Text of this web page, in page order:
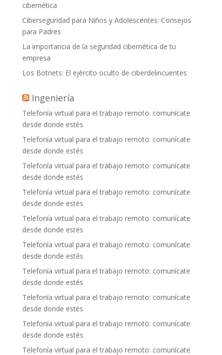
cibernética
Ciberseguridad para Niños y Adolescentes: Consejos
para Padres
La importancia de la seguridad cibernética de tu
empresa
Los Botnets: El ejército oculto de ciberdelincuentes
Ingeniería
Telefonía virtual para el trabajo remoto: comunícate
desde donde estés
Telefonía virtual para el trabajo remoto: comunícate
desde donde estés
Telefonía virtual para el trabajo remoto: comunícate
desde donde estés
Telefonía virtual para el trabajo remoto: comunícate
desde donde estés
Telefonía virtual para el trabajo remoto: comunícate
desde donde estés
Telefonía virtual para el trabajo remoto: comunícate
desde donde estés
Telefonía virtual para el trabajo remoto: comunícate
desde donde estés
Telefonía virtual para el trabajo remoto: comunícate
desde donde estés
Telefonía virtual para el trabajo remoto: comunícate
desde donde estés
Telefonía virtual para el trabajo remoto: comunícate